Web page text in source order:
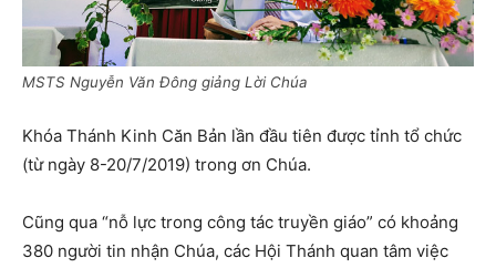
MSTS Nguyễn Văn Đông giảng Lời Chúa
Khóa Thánh Kinh Căn Bản lần đầu tiên được tỉnh tổ chức
(từ ngày 8-20/7/2019) trong ơn Chúa.
Cũng qua “nỗ lực trong công tác truyền giáo” có khoảng
380 người tin nhận Chúa, các Hội Thánh quan tâm việc